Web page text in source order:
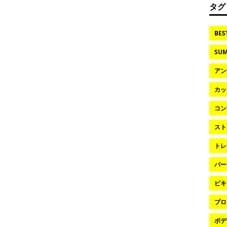
タグ
ア
カ
コ
ス
ト
パ
ビ
プ
ボ